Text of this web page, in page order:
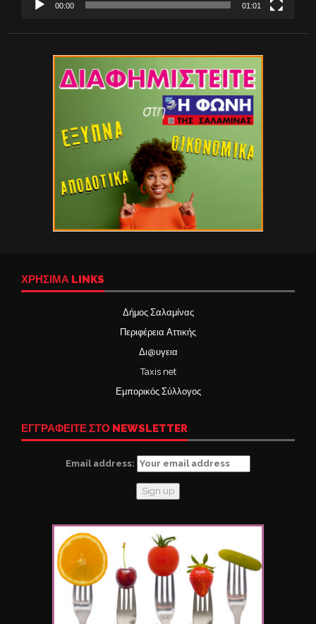
00:00 01:01
ΧΡΉΣΙΜΑ LINKS
Δήμος Σαλαμίνας
Περιφέρεια Αττικής
Δι@υγεια
Taxis net
Εμπορικός Σύλλογος
ΕΓΓΡΑΦΕΙΤΕ ΣΤΟ NEWSLETTER
Email address: